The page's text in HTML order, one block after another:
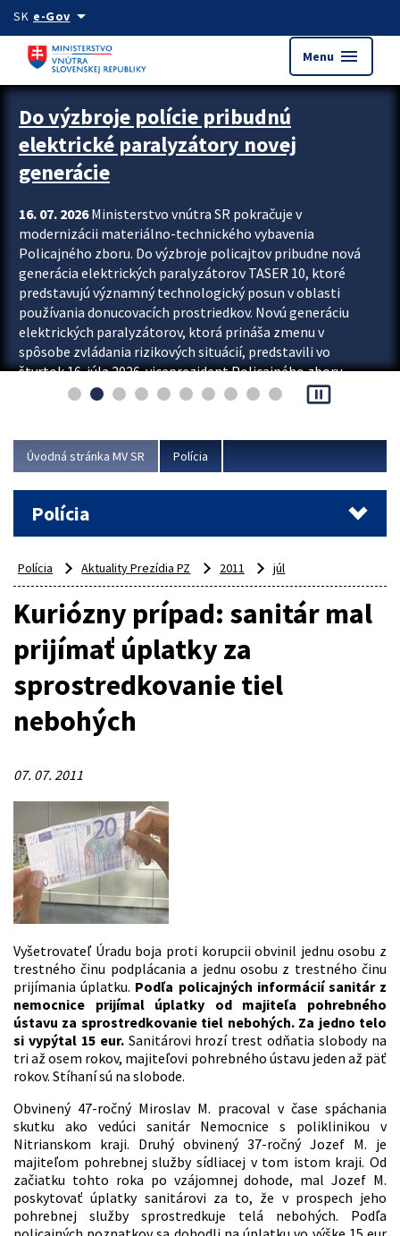
Preskocit na hlavný obsah
SK e-Govarrow_drop_down
Menu menu
Zastavit automatický posun upútavok
Do výzbroje polície pribudnú
elektrické paralyzátory novej
generácie
16. 07. 2026Ministerstvo vnútra SR pokračuje v
modernizácii materiálno-technického vybavenia
Policajného zboru. Do výzbroje policajtov pribudne nová
generácia elektrických paralyzátorov TASER 10, ktoré
predstavujú významný technologický posun v oblasti
používania donucovacích prostriedkov. Novú generáciu
elektrických paralyzátorov, ktorá prináša zmenu v
spôsobe zvládania rizikových situácií, predstavili vo
štvrtok 16. júla 2026 viceprezident Policajného zboru
Rastislav Polakovič a riaditeľ odboru výcviku...
pause_presentation
Úvodná stránka MV SR Polícia
Polícia
Polícia Aktuality Prezídia PZ 2011 júl
Kuriózny prípad: sanitár mal
prijímať úplatky za
sprostredkovanie tiel
nebohých
07. 07. 2011
Vyšetrovateľ Úradu boja proti korupcii obvinil jednu osobu z
trestného činu podplácania a jednu osobu z trestného činu
prijímania úplatku. Podľa policajných informácií sanitár z
nemocnice prijímal úplatky od majiteľa pohrebného
ústavu za sprostredkovanie tiel nebohých. Za jedno telo
si vypýtal 15 eur.Sanitárovi hrozí trest odňatia slobody na
tri až osem rokov, majiteľovi pohrebného ústavu jeden až päť
rokov. Stíhaní sú na slobode.
Obvinený 47-ročný Miroslav M. pracoval v čase spáchania
skutku ako vedúci sanitár Nemocnice s poliklinikou v
Nitrianskom kraji. Druhý obvinený 37-ročný Jozef M. je
majiteľom pohrebnej služby sídliacej v tom istom kraji. Od
začiatku tohto roka po vzájomnej dohode, mal Jozef M.
poskytovať úplatky sanitárovi za to, že v prospech jeho
pohrebnej služby sprostredkuje telá nebohých. Podľa